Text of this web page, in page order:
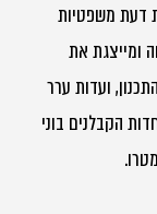
דעת משפטיות
ומייצגת את
ועדות ערר
הקבלנים בוני